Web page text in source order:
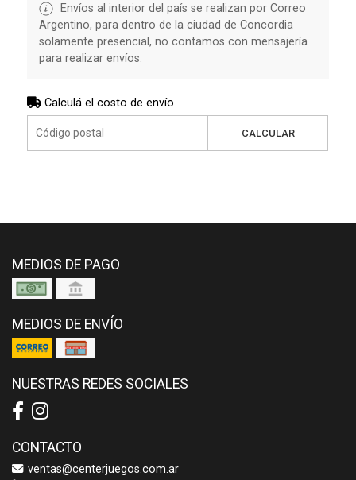
Envíos al interior del país se realizan por Correo
Argentino, para dentro de la ciudad de Concordia
solamente presencial, no contamos con mensajería
para realizar envíos.
Calculá el costo de envío
CALCULAR
MEDIOS DE PAGO
MEDIOS DE ENVÍO
NUESTRAS REDES SOCIALES
CONTACTO
ventas@centerjuegos.com.ar